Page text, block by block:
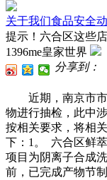
关于我们食品安全
提示！六合区这些
1396me皇家世界
分享到：
近期，南京市市
物进行抽检，此中
按相关要求，将相
下：1。 六合区鲜
项目为阴离子合成
前，已完成产物节